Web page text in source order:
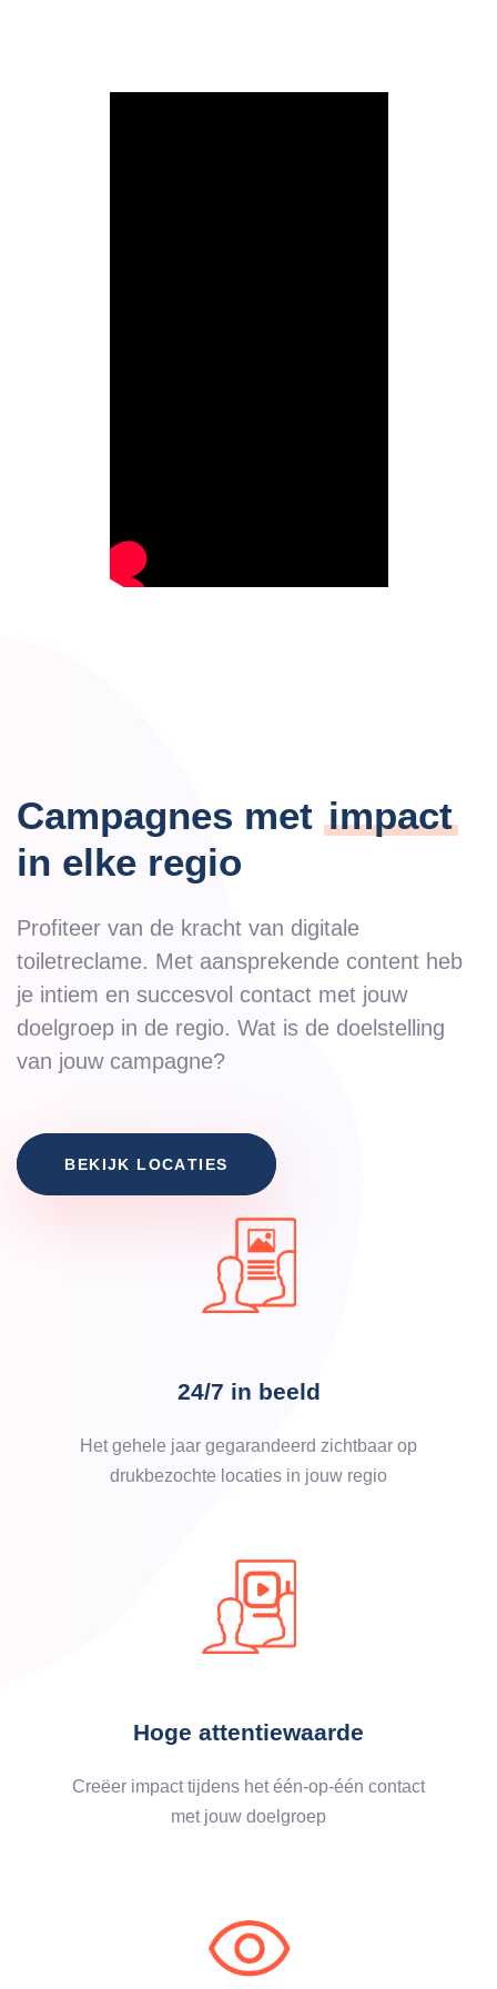
Campagnes met impact
in elke regio
Profiteer van de kracht van digitale
toiletreclame. Met aansprekende content heb
je intiem en succesvol contact met jouw
doelgroep in de regio. Wat is de doelstelling
van jouw campagne?
BEKIJK LOCATI ES
24/7 in beeld
Het gehele jaar gegarandeerd zichtbaar op
drukbezochte locaties in jouw regio
Hoge attentiewaarde
Creëer impact tijdens het één-op-één contact
met jouw doelgroep